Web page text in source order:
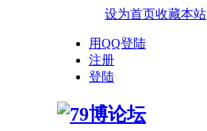
设为首页收藏本站
用QQ登陆
注册
登陆